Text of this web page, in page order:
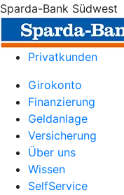
Sparda-Bank Südwest
Privatkunden
Girokonto
Finanzierung
Geldanlage
Versicherung
Über uns
Wissen
SelfService